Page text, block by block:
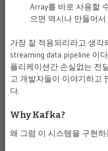
Array를 바로 사용할
으면 역시나 만들어서
가장 잘 적용되리라고 생각
streaming data pipeline 이
플리케이션간 손실없는 전
고 개발자들이 이야기하고
다.
Why Kafka?
왜 그럼 이 시스템을 구현